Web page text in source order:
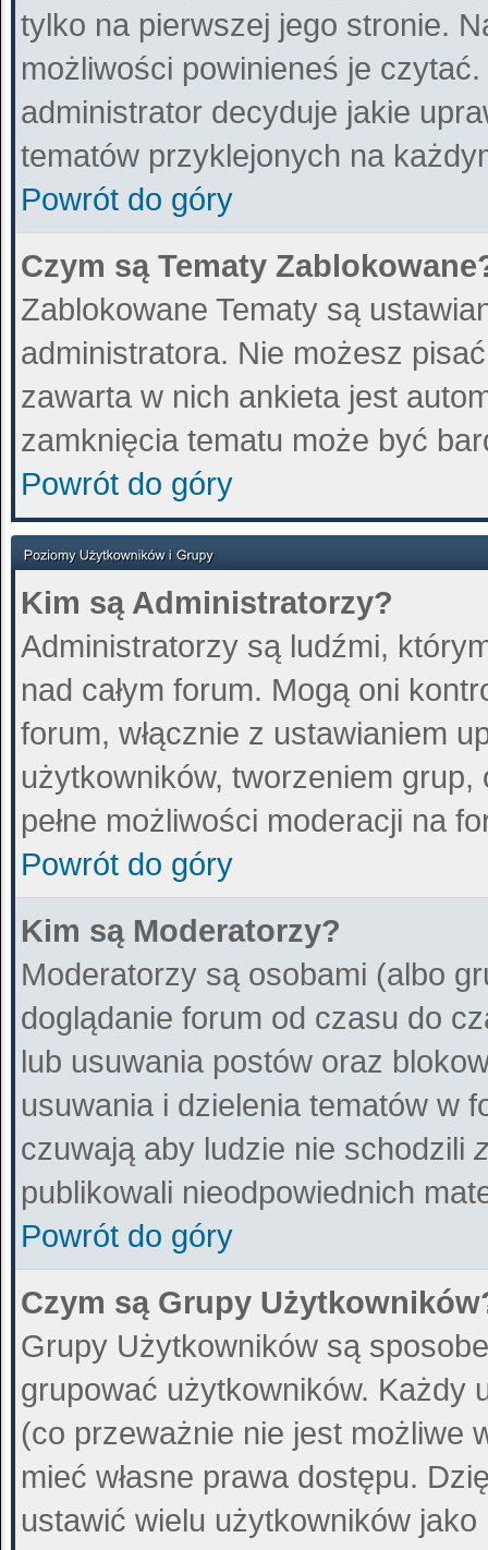
tylko na pierwszej jego stronie.
możliwości powinieneś je
administrator decyduje jakie
tematów przyklejonych na
Powrót do góry
Czym są Tematy
Zablokowane Tematy są
administratora. Nie możesz
zawarta w nich ankieta jest
zamknięcia tematu może być
Powrót do góry
Kim są Administratorzy?
Administratorzy są ludźmi,
nad całym forum. Mogą oni
forum, włącznie z ustawianiem
użytkowników, tworzeniem
pełne możliwości moderacji na
Powrót do góry
Kim są Moderatorzy?
Moderatorzy są osobami (albo
doglądanie forum od czasu do
lub usuwania postów oraz
usuwania i dzielenia tematów w
czuwają aby ludzie nie schodzili
publikowali nieodpowiednich
Powrót do góry
Czym są Grupy
Grupy Użytkowników są
grupować użytkowników. Każdy
(co przeważnie nie jest możliwe
mieć własne prawa dostępu.
ustawić wielu użytkowników